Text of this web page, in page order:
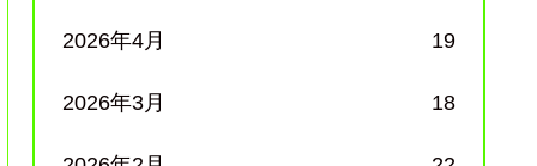
2026年4月 19
2026年3月 18